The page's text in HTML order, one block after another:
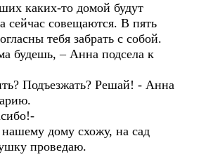
каких-то домой будут
сейчас совещаются. В пять
тебя забрать с собой.
будешь, – Анна подсела к
Подъезжать? Решай! - Анна
дому схожу, на сад
проведаю.